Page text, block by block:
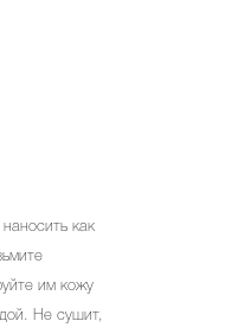
как
им кожу
Не сушит,